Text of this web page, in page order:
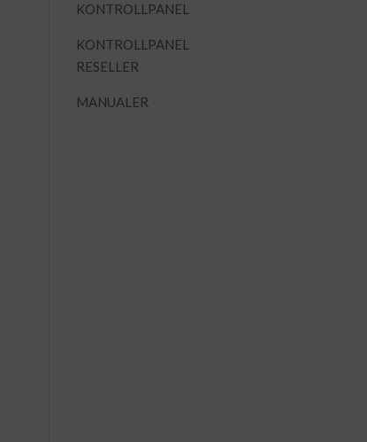
KONTROLLPANEL
KONTROLLPANEL
RESELLER
MANUALER